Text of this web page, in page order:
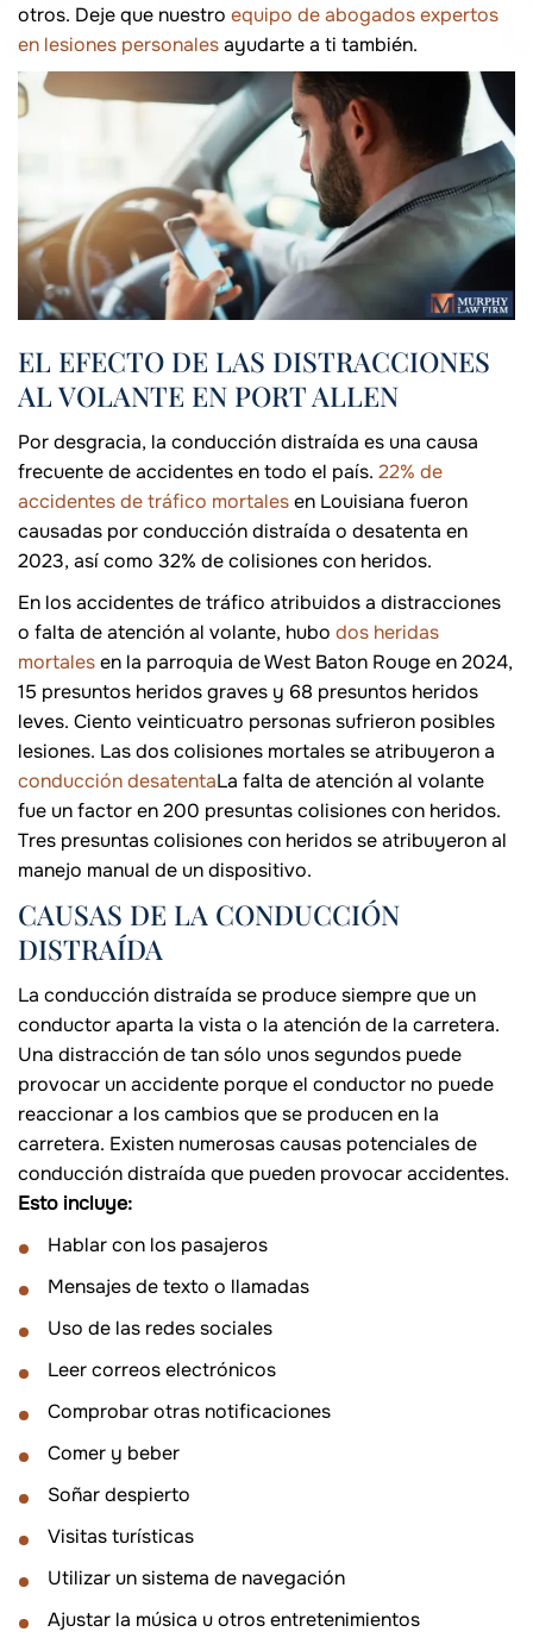
otros. Deje que nuestro equipo de abogados expertos
en lesiones personalesayudarte a ti también.
EL EFECTO DE LAS DISTRACCIONES
AL VOLANTE EN PORT ALLEN
Por desgracia, la conducción distraída es una causa
frecuente de accidentes en todo el país. 22% de
accidentes de tráfico mortalesen Louisiana fueron
causadas por conducción distraída o desatenta en
2023, así como 32% de colisiones con heridos.
En los accidentes de tráfico atribuidos a distracciones
o falta de atención al volante, hubo dos heridas
mortalesen la parroquia de West Baton Rouge en 2024,
15 presuntos heridos graves y 68 presuntos heridos
leves. Ciento veinticuatro personas sufrieron posibles
lesiones. Las dos colisiones mortales se atribuyeron a
conducción desatentaLa falta de atención al volante
fue un factor en 200 presuntas colisiones con heridos.
Tres presuntas colisiones con heridos se atribuyeron al
manejo manual de un dispositivo.
CAUSAS DE LA CONDUCCIÓN
DISTRAÍDA
La conducción distraída se produce siempre que un
conductor aparta la vista o la atención de la carretera.
Una distracción de tan sólo unos segundos puede
provocar un accidente porque el conductor no puede
reaccionar a los cambios que se producen en la
carretera. Existen numerosas causas potenciales de
conducción distraída que pueden provocar accidentes.
Esto incluye:
Hablar con los pasajeros
Mensajes de texto o llamadas
Uso de las redes sociales
Leer correos electrónicos
Comprobar otras notificaciones
Comer y beber
Soñar despierto
Visitas turísticas
Utilizar un sistema de navegación
Ajustar la música u otros entretenimientos